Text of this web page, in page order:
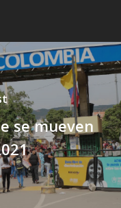
se mueven